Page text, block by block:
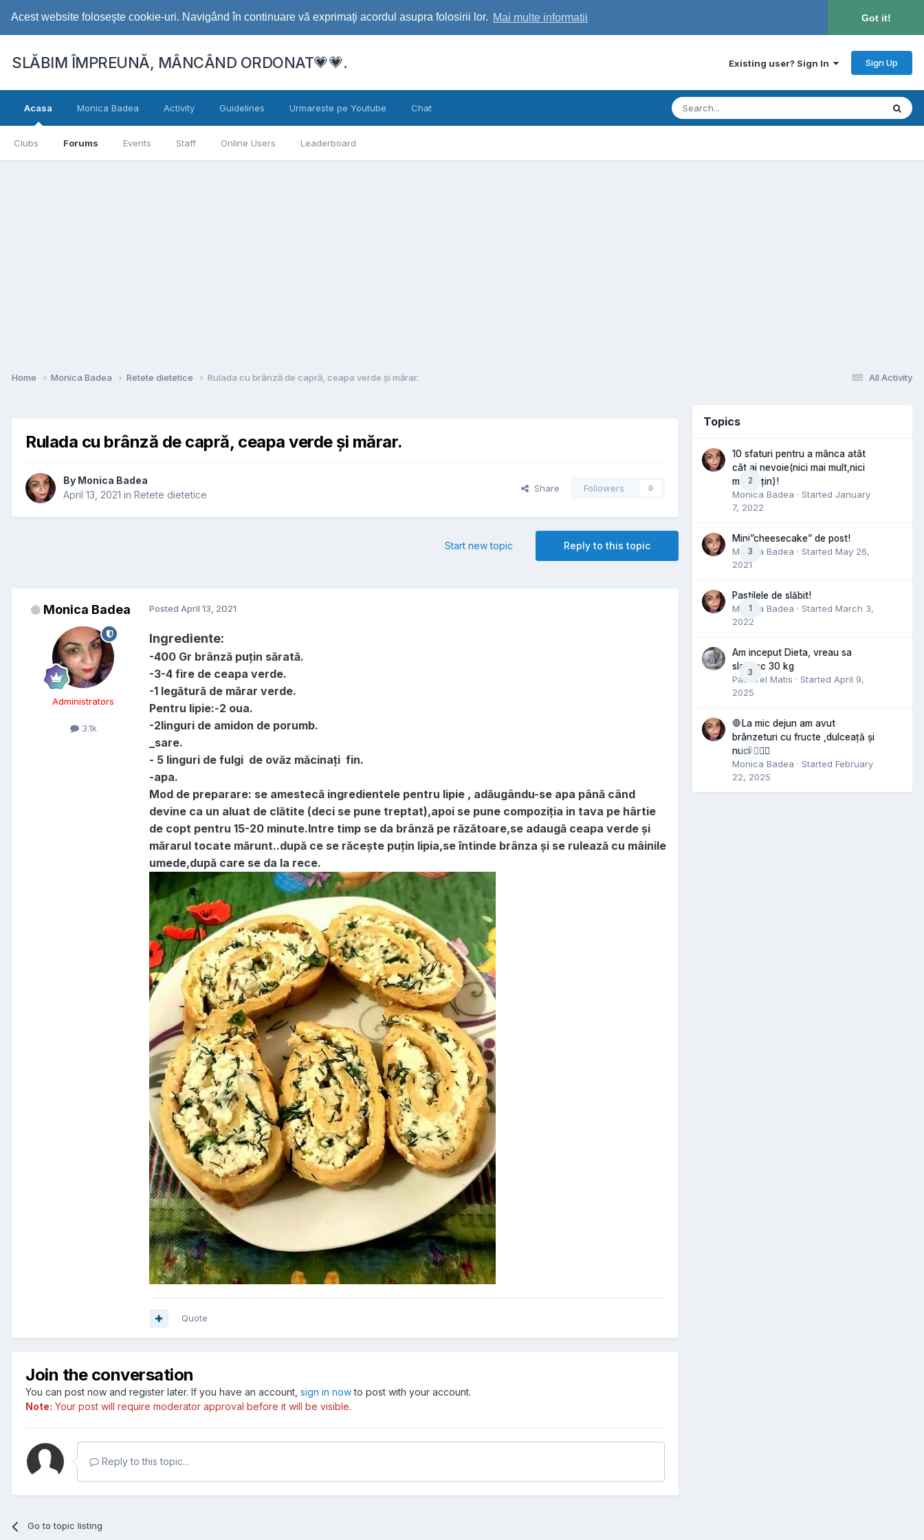
Acest website foloseşte cookie-uri. Navigând în continuare vă exprimaţi acordul asupra folosirii lor. Mai multe informatii Got it!
SLĂBIM ÎMPREUNĂ, MÂNCÂND ORDONAT💗💗. Existing user? Sign In Sign Up
Acasa
Clubs Forums Events Staff Online Users Leaderboard
Monica Badea Activity Guidelines Urmareste pe Youtube Chat
All Activity
Home Monica Badea Retete dietetice Rulada cu brânză de capră, ceapa verde și mărar.
Rulada cu brânză de capră, ceapa verde și mărar.
By Monica Badea
April 13, 2021 in Retete dietetice
Share Followers 0
Reply to this topic
Start new topic
Monica Badea
Administrators
3.1k
Posted April 13, 2021
Ingrediente:
-400 Gr brânză puțin sărată.
-3-4 fire de ceapa verde.
-1 legătură de mărar verde.
Pentru lipie:-2 oua.
-2linguri de amidon de porumb.
_sare.
- 5 linguri de fulgi de ovăz măcinați fin.
-apa.
Mod de preparare: se amestecă ingredientele pentru lipie , adăugându-se apa până când
devine ca un aluat de clătite (deci se pune treptat),apoi se pune compoziția in tava pe hârtie
de copt pentru 15-20 minute.Intre timp se da brânză pe răzătoare,se adaugă ceapa verde și
mărarul tocate mărunt..după ce se răcește puțin lipia,se întinde brânza și se rulează cu mâinile
umede,după care se da la rece.
Quote
Join the conversation
You can post now and register later. If you have an account, sign in nowto post with your account.
Note: Your post will require moderator approval before it will be visible.
Reply to this topic...
Go to topic listing
Topics
2
10 sfaturi pentru a mânca atât
cât ai nevoie(nici mai mult,nici
mai puțin)!
Monica Badea · Started January
7, 2022
3
Mini”cheesecake” de post!
Monica Badea · Started May 26,
2021
1
Pastilele de slăbit!
Monica Badea · Started March 3,
2022
3
Am inceput Dieta, vreau sa
slabesc 30 kg
Pastorel Matis · Started April 9,
2025
0
🛑La mic dejun am avut
brânzeturi cu fructe ,dulceață și
nuci 🤷🏻‍♀️
Monica Badea · Started February
22, 2025